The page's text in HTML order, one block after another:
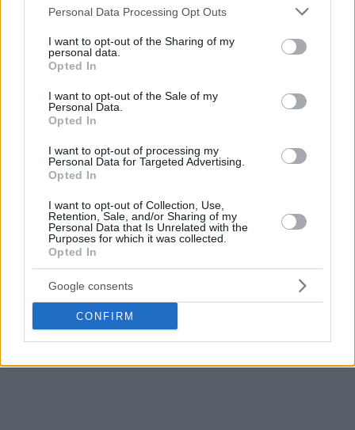
Please note that this website/app uses one or more Google
not limited to your visit or usage behaviour. You may click to
grant or deny consent to Google and its third-party tags to
use your data for below specified purposes in below Google
consent section.
Personal Data Processing Opt Outs
I want to opt-out of the Sharing of my
personal data.
Opted In
I want to opt-out of the Sale of my
Personal Data.
Opted In
I want to opt-out of processing my
Personal Data for Targeted Advertising.
Opted In
I want to opt-out of Collection, Use,
Retention, Sale, and/or Sharing of my
Personal Data that Is Unrelated with the
Purposes for which it was collected.
Opted In
Google consents
CONFIRM